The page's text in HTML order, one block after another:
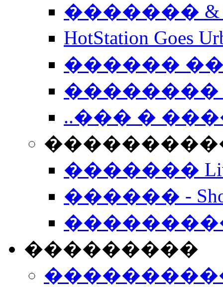
�������
HotStation
������
��������
..��� �
����������
�������
������ -
���������